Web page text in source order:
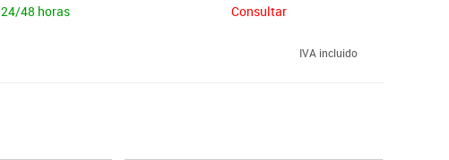
24/48 horas Consultar
IVA incluido